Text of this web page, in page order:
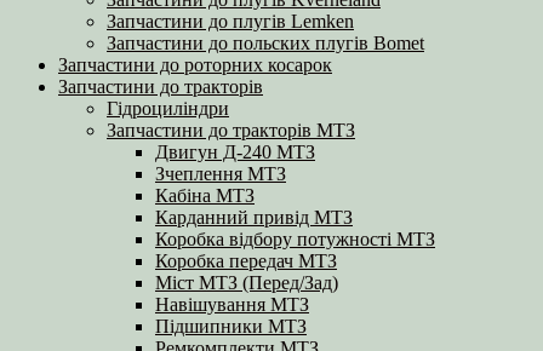
Запчастини до плугів Lemken
Запчастини до польских плугів Bomet
Запчастини до роторних косарок
Запчастини до тракторів
Гідроциліндри
Запчастини до тракторів МТЗ
Двигун Д-240 МТЗ
Зчеплення МТЗ
Кабіна МТЗ
Карданний привід МТЗ
Коробка відбору потужності МТЗ
Коробка передач МТЗ
Міст МТЗ (Перед/Зад)
Навішування МТЗ
Підшипники МТЗ